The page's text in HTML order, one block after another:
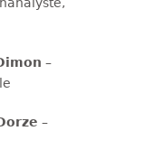
–
–